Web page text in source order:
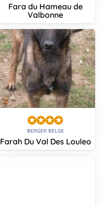
Fara du Hameau de
Valbonne
BERGER BELGE
Farah Du Val Des Louleo